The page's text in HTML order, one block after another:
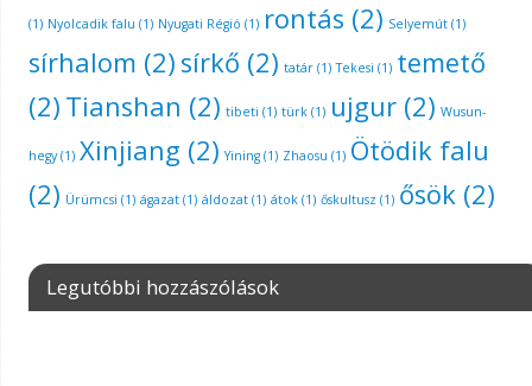
(1) Nyolcadik falu (1) Nyugati Régió (1) rontás (2) Selyemút(1)
sírhalom (2) sírkő (2) tatár(1) Tekesi (1) temető
(2) Tianshan (2) tibeti (1) türk(1) ujgur(2) Wusun-
hegy(1) Xinjiang (2) Yining(1) Zhaosu (1) Ötödik falu
(2) Ürümcsi (1) ágazat(1) áldozat(1) átok(1) őskultusz (1) ősök(2)
Legutóbbi hozzászólások